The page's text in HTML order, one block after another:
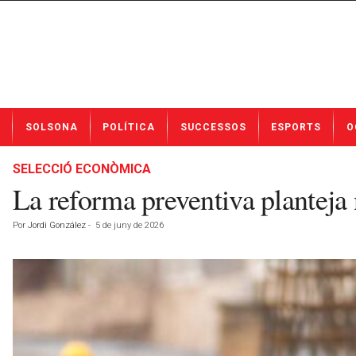
t
SOLSONA POLÍTICA SUCCESSOS ESPORTS
SELECCIÓ ECONÒMICA
La reforma preventiva planteja
Por Jordi González - 5 de juny de 2026